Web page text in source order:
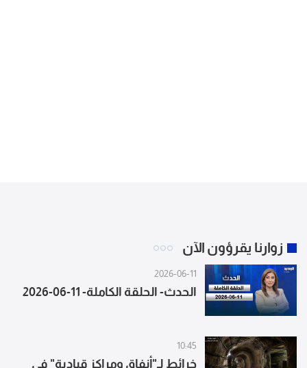
زوارنا يقرؤون الآن
2026-06-11
الحدث- الحلقة الكاملة- 11-06-2026
10:45
خرائط لـ"أنفاق ومراكز قيادية" في